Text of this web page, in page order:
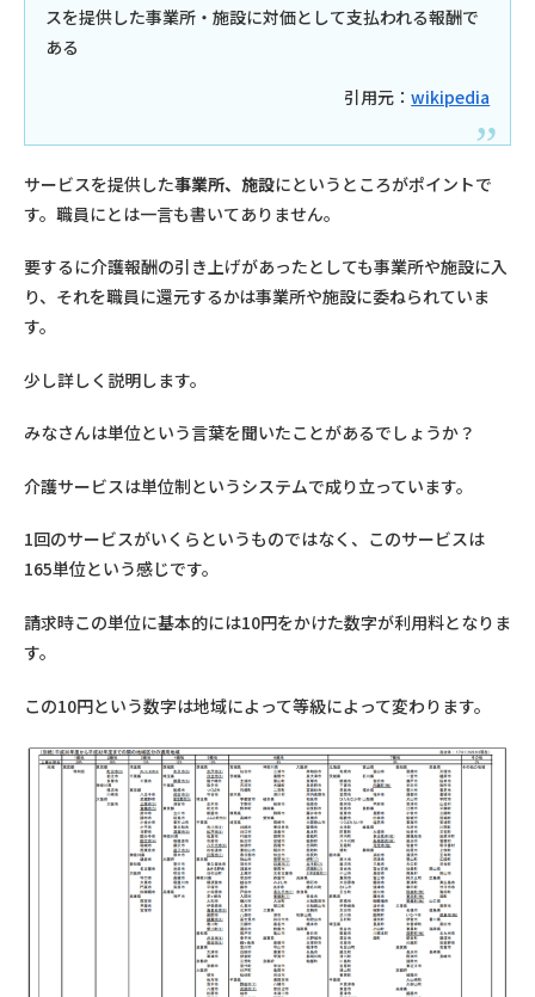
スを提供した事業所・施設に対価として支払われる報酬で
ある
引用元：wikipedia
サービスを提供した事業所、施設にというところがポイントで
す。職員にとは一言も書いてありません。
要するに介護報酬の引き上げがあったとしても事業所や施設に入
り、それを職員に還元するかは事業所や施設に委ねられていま
す。
少し詳しく説明します。
みなさんは単位という言葉を聞いたことがあるでしょうか？
介護サービスは単位制というシステムで成り立っています。
1回のサービスがいくらというものではなく、このサービスは
165単位という感じです。
請求時この単位に基本的には10円をかけた数字が利用料となりま
す。
この10円という数字は地域によって等級によって変わります。